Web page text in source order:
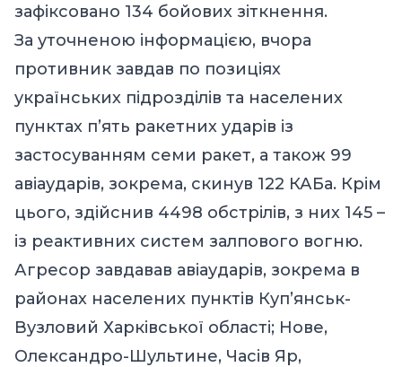
зафіксовано 134 бойових зіткнення.
За уточненою інформацією, вчора
противник завдав по позиціях
українських підрозділів та населених
пунктах п’ять ракетних ударів із
застосуванням семи ракет, а також 99
авіаударів, зокрема, скинув 122 КАБа. Крім
цього, здійснив 4498 обстрілів, з них 145 –
із реактивних систем залпового вогню.
Агресор завдавав авіаударів, зокрема в
районах населених пунктів Куп’янськ-
Вузловий Харківської області; Нове,
Олександро-Шультине, Часів Яр,